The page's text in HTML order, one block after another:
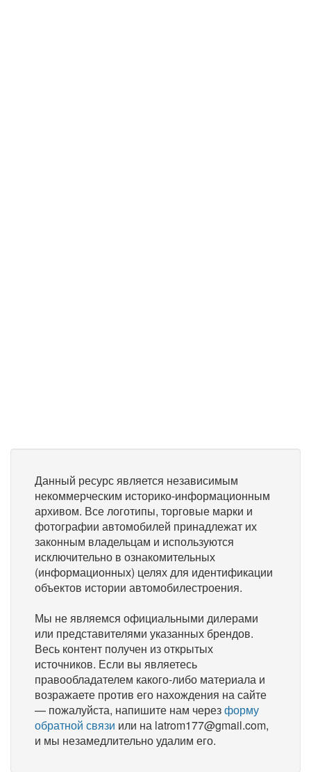
Данный ресурс является независимым
некоммерческим историко-информационным
архивом. Все логотипы, торговые марки и
фотографии автомобилей принадлежат их
законным владельцам и используются
исключительно в ознакомительных
(информационных) целях для идентификации
объектов истории автомобилестроения.
Мы не являемся официальными дилерами
или представителями указанных брендов.
Весь контент получен из открытых
источников. Если вы являетесь
правообладателем какого-либо материала и
возражаете против его нахождения на сайте
— пожалуйста, напишите нам черезформу
обратной связи или на latrom177@gmail.com,
и мы незамедлительно удалим его.